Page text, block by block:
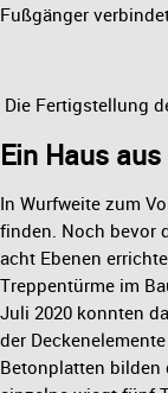
Fußgänger
Die Fertigstellung
Ein Haus
In Wurfweite zum
finden. Noch bevor
acht Ebenen
Treppentürme im
Juli 2020 konnten
der
Betonplatten bilden